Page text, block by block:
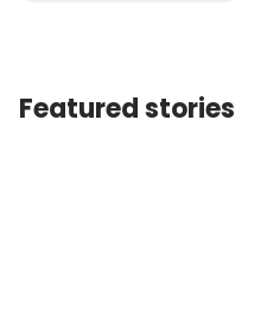
Featured stories